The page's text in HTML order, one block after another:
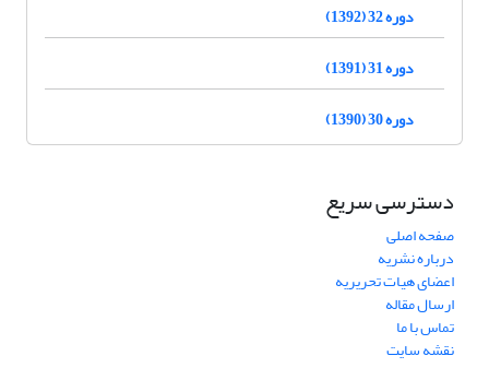
دوره 32 (1392)
دوره 31 (1391)
دوره 30 (1390)
دسترسی سریع
صفحه اصلی
درباره نشریه
اعضای هیات تحریریه
ارسال مقاله
تماس با ما
نقشه سایت